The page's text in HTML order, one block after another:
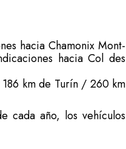
hacia Chamonix Mont-
hacia Col des
km de Turín / 260 km
cada año, los vehículos